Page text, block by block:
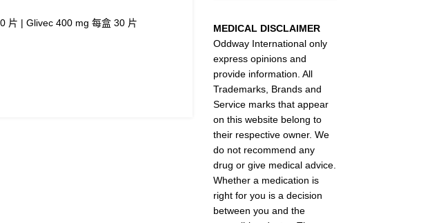
片 | Glivec 400 mg 每盒 30 片
MEDICAL DISCLAIMER
Oddway International only
express opinions and
provide information. All
Trademarks, Brands and
Service marks that appear
on this website belong to
their respective owner. We
do not recommend any
drug or give medical advice.
Whether a medication is
right for you is a decision
between you and the